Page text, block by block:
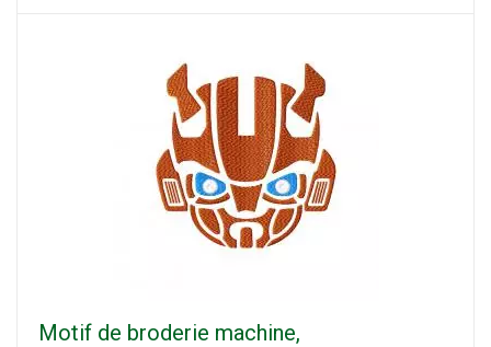
Motif de broderie machine,